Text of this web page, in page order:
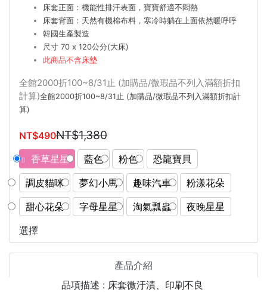
床套正面：機能性排汗表面，寶寶舒適不悶熱
床套背面：天然有機棉布料，寒冷時躺在上面依然暖呼呼
韓國生產製造
尺寸 70 x 120公分(大床)
此商品不含床墊
全館2000折100~8/31止 (加購品/微瑕品不列入滿額折扣
計算)全館2000折100~8/31止 (加購品/微瑕品不列入滿額折扣計
算)
NT$490NT$1,380
香草星星 藍色 粉色
恐龍寶貝
調皮貓咪
夢幻小馬 趣味汽車
粉漾花朵
甜心花朵
字母星星 淘氣瓢蟲
夜晚星星
選擇
產品介紹
品項描述 : 床套微汙漬、印刷不良